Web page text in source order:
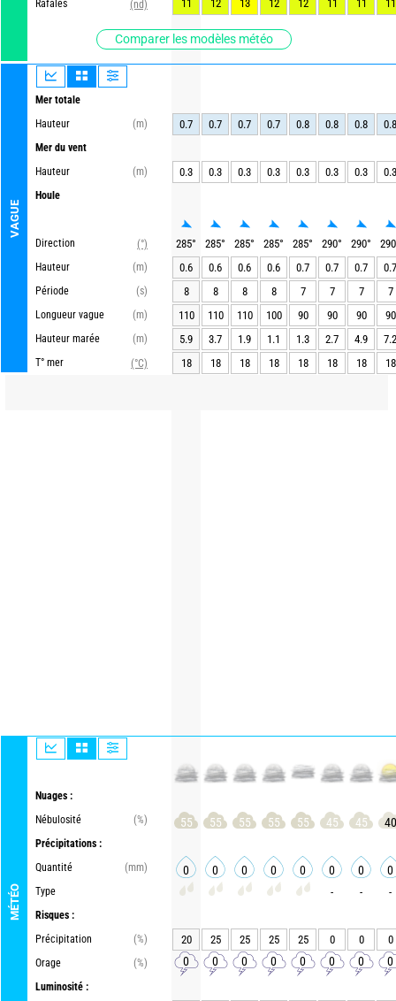
Rafales
(nd)
Comparer les modèles météo
VAGUE
Mer totale
Hauteur
(m)
Mer du vent
Hauteur
(m)
Houle
Direction
(°)
Hauteur
(m)
Période
(s)
Longueur vague
(m)
Hauteur marée
(m)
T° mer
(°C)
MÉTÉO
Nuages :
Nébulosité
(%)
Précipitations :
Quantité
(mm)
Type
Risques :
Précipitation
(%)
Orage
(%)
Luminosité :
11
12 13 12 12 11 11 11
0.7 0.7 0.7 0.7 0.8 0.8 0.8 0.8
0.3 0.3 0.3 0.3 0.3 0.3 0.3 0.3
285° 285° 285° 285° 285° 290° 290°
290
0.6
0.6 0.6 0.6 0.7 0.7 0.7
0.7
8
8 8 8 7 7 7
7
110
110 110 100 90 90 90
90
5.9
3.7 1.9 1.1 1.3 2.7 4.9
7.2
18
18 18 18 18 18 18 18
55 55 55 55 55 45 45 40
0 0 0 0 0 0 0 0
- - -
20 25 25 25 25 0 0 0
0 0 0 0 0 0 0 0